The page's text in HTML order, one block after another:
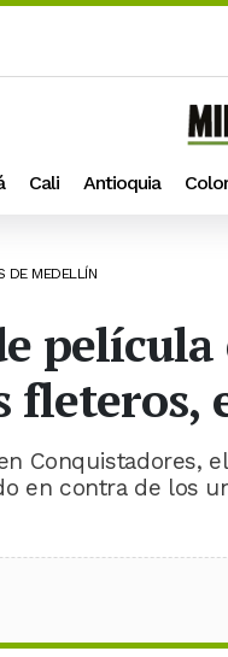
Cali Antioquia
DE MEDELLÍN
fleteros,
Conquistadores,
en contra de los